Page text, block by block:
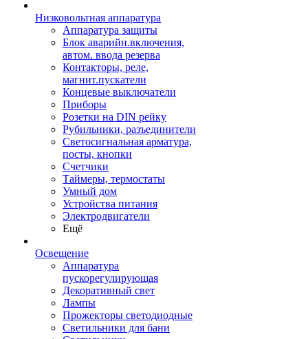
Низковольтная аппаратура
Аппаратура защиты
Блок аварийн.включения,
автом. ввода резерва
Контакторы, реле,
магнит.пускатели
Концевые выключатели
Приборы
Розетки на DIN рейку
Рубильники, разъединители
Светосигнальная арматура,
посты, кнопки
Счетчики
Таймеры, термостаты
Умный дом
Устройства питания
Электродвигатели
Ещё
Освещение
Аппаратура
пускорегулирующая
Декоративный свет
Лампы
Прожекторы светодиодные
Светильники для бани